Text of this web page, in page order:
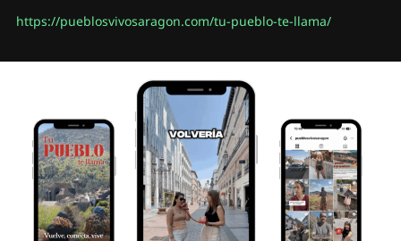
https://pueblosvivosaragon.com/tu-pueblo-te-llama/